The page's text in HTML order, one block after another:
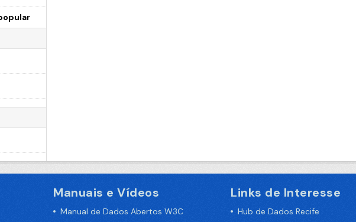
Manuais e Vídeos
Manual de Dados Abertos W3C
Links de Interesse
Hub de Dados Recife